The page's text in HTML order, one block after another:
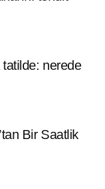
nerede
Bir Saatlik